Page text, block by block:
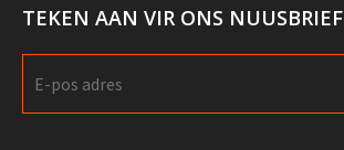
TEKEN AAN VIR ONS NUUSBRIEF